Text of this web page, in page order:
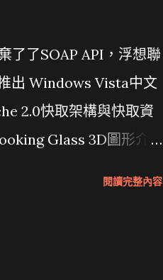
了了SOAP API，浮想聯
出 Windows Vista中文
2.0快取架構與快取資
Glass 3D圖形介
閱讀完整內容